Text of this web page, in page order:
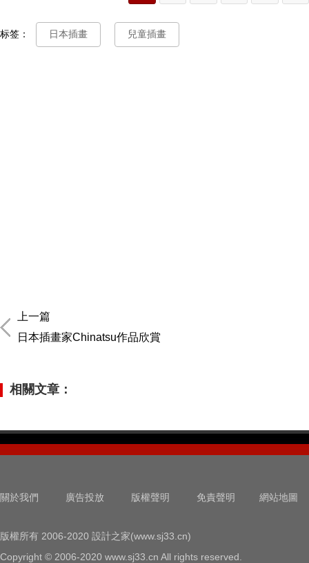
标签： 日本插畫 兒童插畫
上一篇
日本插畫家Chinatsu作品欣賞
相關文章：
關於我們 廣告投放 版權聲明 免責聲明 網站地圖
版權所有 2006-2020 設計之家(www.sj33.cn)
Copyright © 2006-2020 www.sj33.cn All rights reserved.